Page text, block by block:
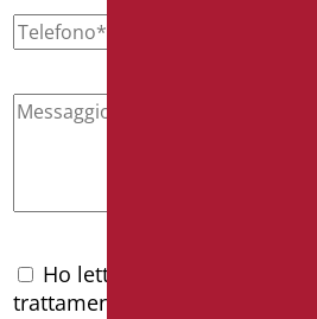
Ho letto l'
trattamento dei dati personali